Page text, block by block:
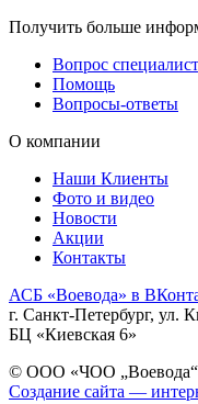
Получить больше
Вопрос
Помощь
Вопросы-ответы
О компании
Наши Клиенты
Фото и видео
Новости
Акции
Контакты
АСБ «Воевода» в
г. Санкт-Петербург, ул.
БЦ «Киевская 6»
© ООО «ЧОО
Создание сайта —